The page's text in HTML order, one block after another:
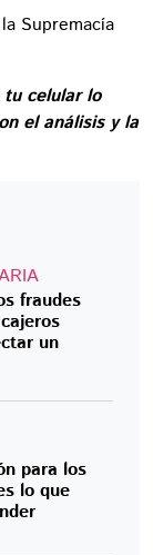
Supremacía
celular lo
el análisis y la
fraudes
un
para los
lo que